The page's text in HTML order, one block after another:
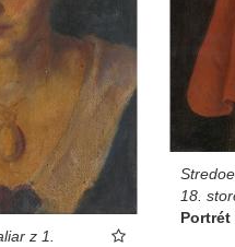
18.
Portrét
z 1.